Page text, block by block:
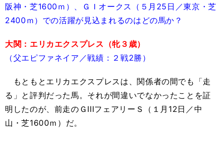
阪神・芝1600ｍ）、ＧＩオークス（５月25日／東京・芝
2400ｍ）での活躍が見込まれるのはどの馬か？
大関：エリカエクスプレス（牝３歳）
（父エピファネイア／戦績：２戦2勝）
もともとエリカエクスプレスは、関係者の間でも「走
る」と評判だった馬。それが間違いでなかったことを証
明したのが、前走のＧIIIフェアリーＳ（１月12日／中
山・芝1600ｍ）だ。